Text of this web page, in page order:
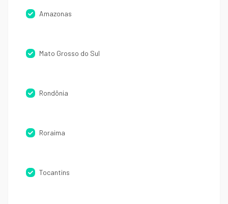
Amazonas
Mato Grosso do Sul
Rondônia
Roraima
Tocantins